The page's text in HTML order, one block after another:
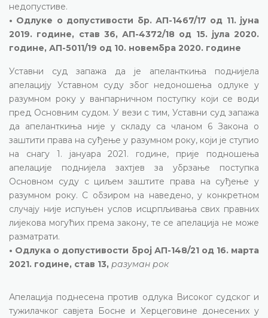
недопустиве.
• Одлуке о допустивости бр. АП-1467/17 од 11. јуна
2019. године, став 36, АП-4372/18 од 15. јула 2020.
године, АП-5011/19 од 10. новембра 2020. године
Уставни суд запажа да је апеланткиња поднијела
апелацију Уставном суду због недоношења одлуке у
разумном року у ванпарничном поступку који се води
пред Основним судом. У вези с тим, Уставни суд запажа
да апеланткиња није у складу са чланом 6 Закона о
заштити права на суђење у разумном року, који је ступио
на снагу 1. јануара 2021. године, прије подношења
апелације поднијела захтјев за убрзање поступка
Основном суду с циљем заштите права на суђење у
разумном року. С обзиром на наведено, у конкретном
случају није испуњен услов исцрпљивања свих правних
лијекова могућих према закону, те се апелација не може
разматрати.
• Одлука о допустивости број АП-148/21 од 16. марта
2021. године, став 13, разуман рок
Апелација поднесена против одлука Високог судског и
тужилачког савјета Босне и Херцеговине донесених у